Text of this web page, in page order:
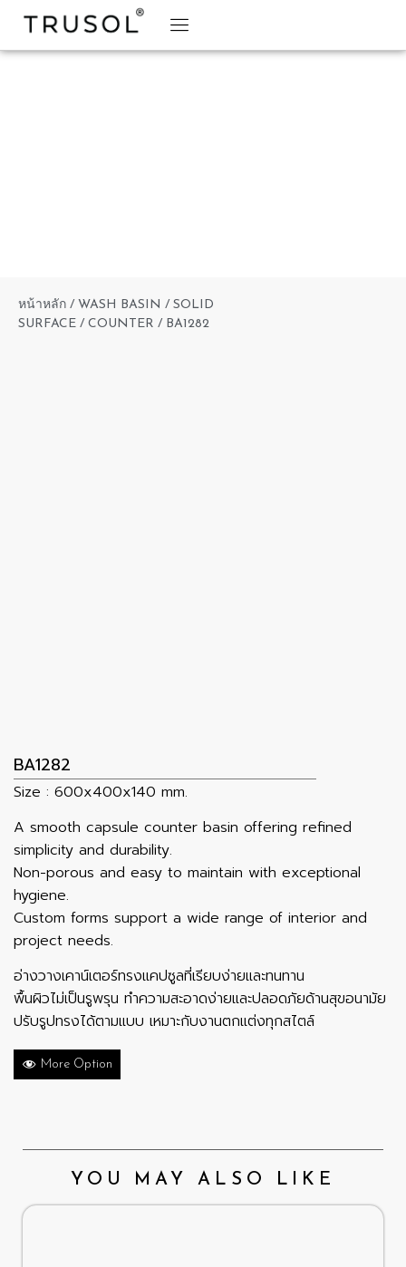
หน้าหลัก / WASH BASIN / SOLID
SURFACE / COUNTER / BA1282
BA1282
Size : 600x400x140 mm.
A smooth capsule counter basin offering refined
simplicity and durability.
Non-porous and easy to maintain with exceptional
hygiene.
Custom forms support a wide range of interior and
project needs.
อ่างวางเคาน์เตอร์ทรงแคปซูลที่เรียบง่ายและทนทาน
พื้นผิวไม่เป็นรูพรุน ทำความสะอาดง่ายและปลอดภัยด้านสุขอนามัย
ปรับรูปทรงได้ตามแบบ เหมาะกับงานตกแต่งทุกสไตล์
More Option
YOU MAY ALSO LIKE